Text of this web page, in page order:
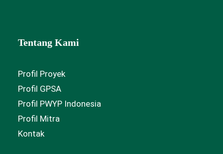
Tentang Kami
Profil Proyek
Profil GPSA
Profil PWYP Indonesia
Profil Mitra
Kontak